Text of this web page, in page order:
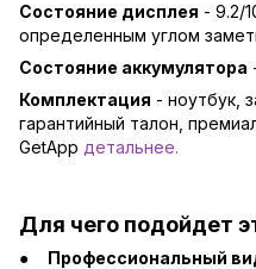
Состояние дисплея - 9.2/
определенным углом
Состояние аккумулятора
Комплектация - ноутбук,
гарантийный талон,
GetApp детальнее.
Для чего подойдет
Профессиональный